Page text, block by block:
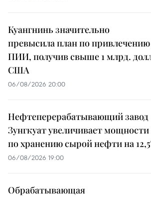
Куангнинь значительно
превысила план по привлечению
ПИИ, получив свыше 1 млрд.
США
06/08/2026 20:00
Нефтеперерабатывающий завод
Зунгкуат увеличивает мощности
по хранению сырой нефти на
06/08/2026 19:00
Обрабатывающая